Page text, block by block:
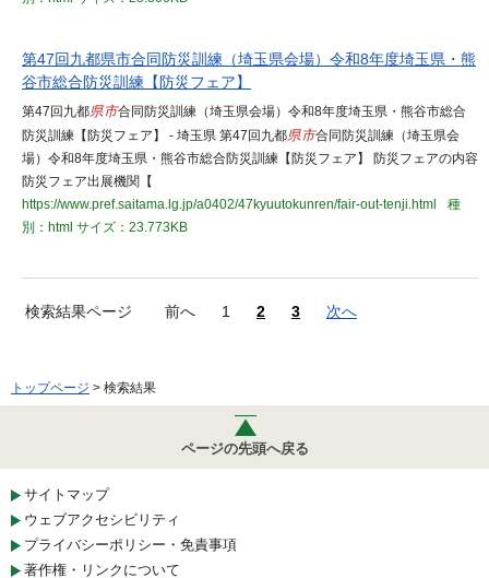
第47回九都県市合同防災訓練（埼玉県会場）令和8年度埼玉県・熊
谷市総合防災訓練【防災フェア】
第47回九都県市合同防災訓練（埼玉県会場）令和8年度埼玉県・熊谷市総合
防災訓練【防災フェア】 - 埼玉県 第47回九都県市合同防災訓練（埼玉県会
場）令和8年度埼玉県・熊谷市総合防災訓練【防災フェア】 防災フェアの内容
防災フェア出展機関【
https://www.pref.saitama.lg.jp/a0402/47kyuutokunren/fair-out-tenji.html
種
別：html サイズ：23.773KB
検索結果ページ 前へ 1 2 3 次へ
トップページ > 検索結果
ページの先頭へ戻る
サイトマップ
ウェブアクセシビリティ
プライバシーポリシー・免責事項
著作権・リンクについて